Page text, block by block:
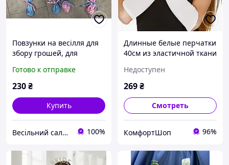
Повзунки на весілля для
збору грошей, для
Готово к отправке
230₴
Купить
Весільний салон «Ніколь» 100%
Длинные белые перчатки
40см из эластичной ткани
торжественных
мероприятий
Недоступен
269₴
Смотреть
КомфортШоп 96%